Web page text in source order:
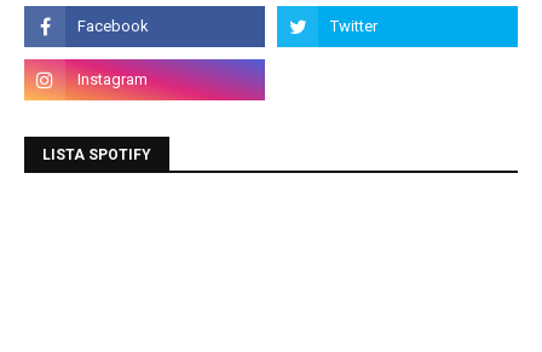
LISTA SPOTIFY